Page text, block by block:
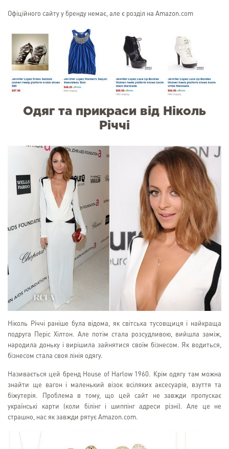
Офіційного сайту у бренду немає, але є розділ на Amazon.com
Одяг та прикраси від Ніколь
Річчі
Ніколь Річчі раніше була відома, як світська тусовщиця і найкраща
подруга Періс Хілтон. Але потім стала розсудливою, вийшла заміж,
народила доньку і вирішила зайнятися своїм бізнесом. Як водиться,
бізнесом стала своя лінія одягу.
Називається цей бренд House of Harlow 1960. Крім одягу там можна
знайти ще вагон і маленький візок всіляких аксесуарів, взуття та
біжутерія. Проблема в тому, що цей сайт не завжди пропускає
українські карти (коли білінг і шиппінг адреси різні). Але це не
страшно, нас як завжди рятує Amazon.com.